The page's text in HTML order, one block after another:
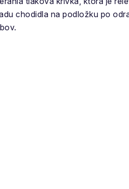
chodidla na podložku po